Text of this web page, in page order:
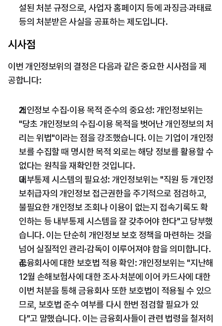
설된 처분 규정으로, 사업자 홈페이지 등에 과징금‧과태료
등의 처분받은 사실을 공표하는 제도입니다.
시사점
이번 개인정보위의 결정은 다음과 같은 중요한 시사점을 제
공합니다:
개인정보 수집·이용 목적 준수의 중요성: 개인정보위는
"당초 개인정보의 수집·이용 목적을 벗어난 개인정보의 처
리는 위법"이라는 점을 강조했습니다. 이는 기업이 개인정
보를 수집할 때 명시한 목적 외로는 해당 정보를 활용할 수
없다는 원칙을 재확인한 것입니다.
내부통제 시스템의 필요성: 개인정보위는 "직원 등 개인정
보취급자의 개인정보 접근권한을 주기적으로 점검하고,
불필요한 개인정보 조회나 이용이 없는지 접속기록도 확
인하는 등 내부통제 시스템을 잘 갖추어야 한다"고 당부했
습니다. 이는 단순히 개인정보 보호 정책을 마련하는 것을
넘어 실질적인 관리·감독이 이루어져야 함을 의미합니다.
금융회사에 대한 보호법 적용 확인: 개인정보위는 "지난해
12월 손해보험사에 대한 조사‧처분에 이어 카드사에 대한
이번 처분을 통해 금융회사 또한 보호법이 적용될 수 있으
므로, 보호법 준수 여부를 다시 한번 점검할 필요가 있
다"고 말했습니다. 이는 금융회사들이 관련 법령을 철저히